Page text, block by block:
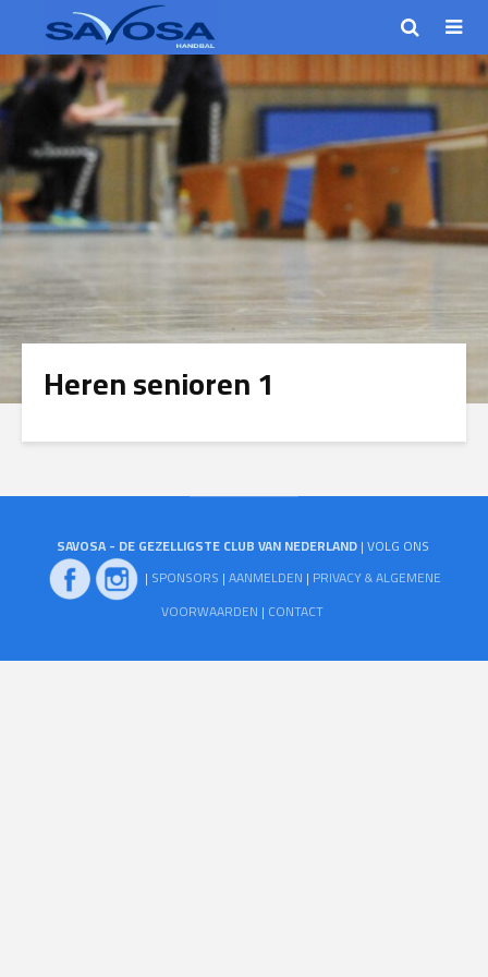
Heren senioren 1
SAVOSA - DE GEZELLIGSTE CLUB VAN NEDERLAND| VOLG ONS
| SPONSORS |AANMELDEN | PRIVACY & ALGEMENE
VOORWAARDEN | CONTACT